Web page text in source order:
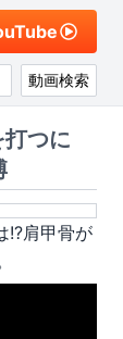
動画検索
つに
!?肩甲骨が